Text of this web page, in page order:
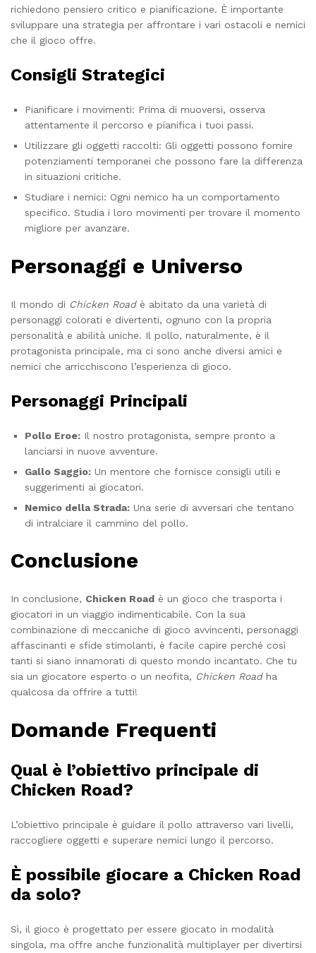
richiedono pensiero critico e pianificazione. È importante
sviluppare una strategia per affrontare i vari ostacoli e nemici
che il gioco offre.
Consigli Strategici
Pianificare i movimenti: Prima di muoversi, osserva
attentamente il percorso e pianifica i tuoi passi.
Utilizzare gli oggetti raccolti: Gli oggetti possono fornire
potenziamenti temporanei che possono fare la differenza
in situazioni critiche.
Studiare i nemici: Ogni nemico ha un comportamento
specifico. Studia i loro movimenti per trovare il momento
migliore per avanzare.
Personaggi e Universo
Il mondo di Chicken Roadè abitato da una varietà di
personaggi colorati e divertenti, ognuno con la propria
personalità e abilità uniche. Il pollo, naturalmente, è il
protagonista principale, ma ci sono anche diversi amici e
nemici che arricchiscono l’esperienza di gioco.
Personaggi Principali
Pollo Eroe: Il nostro protagonista, sempre pronto a
lanciarsi in nuove avventure.
Gallo Saggio: Un mentore che fornisce consigli utili e
suggerimenti ai giocatori.
Nemico della Strada: Una serie di avversari che tentano
di intralciare il cammino del pollo.
Conclusione
In conclusione, Chicken Road è un gioco che trasporta i
giocatori in un viaggio indimenticabile. Con la sua
combinazione di meccaniche di gioco avvincenti, personaggi
affascinanti e sfide stimolanti, è facile capire perché così
tanti si siano innamorati di questo mondo incantato. Che tu
sia un giocatore esperto o un neofita, Chicken Roadha
qualcosa da offrire a tutti!
Domande Frequenti
Qual è l’obiettivo principale di
Chicken Road?
L’obiettivo principale è guidare il pollo attraverso vari livelli,
raccogliere oggetti e superare nemici lungo il percorso.
È possibile giocare a Chicken Road
da solo?
Sì, il gioco è progettato per essere giocato in modalità
singola, ma offre anche funzionalità multiplayer per divertirsi